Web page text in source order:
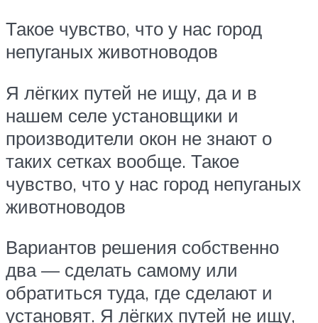
Такое чувство, что у нас город
непуганых животноводов
Я лёгких путей не ищу, да и в
нашем селе установщики и
производители окон не знают о
таких сетках вообще. Такое
чувство, что у нас город непуганых
животноводов
Вариантов решения собственно
два — сделать самому или
обратиться туда, где сделают и
установят. Я лёгких путей не ищу,